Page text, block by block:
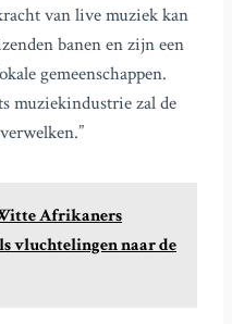
van live muziek kan
banen en zijn een
gemeenschappen.
muziekindustrie zal de
Afrikaners
vluchtelingen naar de